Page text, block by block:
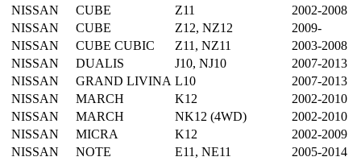
NISSAN
CUBE Z11
2002-2008
NISSAN
CUBE Z12, NZ12
2009-
NISSAN
CUBE CUBIC Z11, NZ11
2003-2008
NISSAN
DUALIS J10, NJ10
2007-2013
NISSAN
GRAND LIVINA L10
2007-2013
NISSAN
MARCH K12
2002-2010
NISSAN
MARCH NK12 (4WD)
2002-2010
NISSAN
MICRA K12
2002-2009
NISSAN
NOTE E11, NE11
2005-2014